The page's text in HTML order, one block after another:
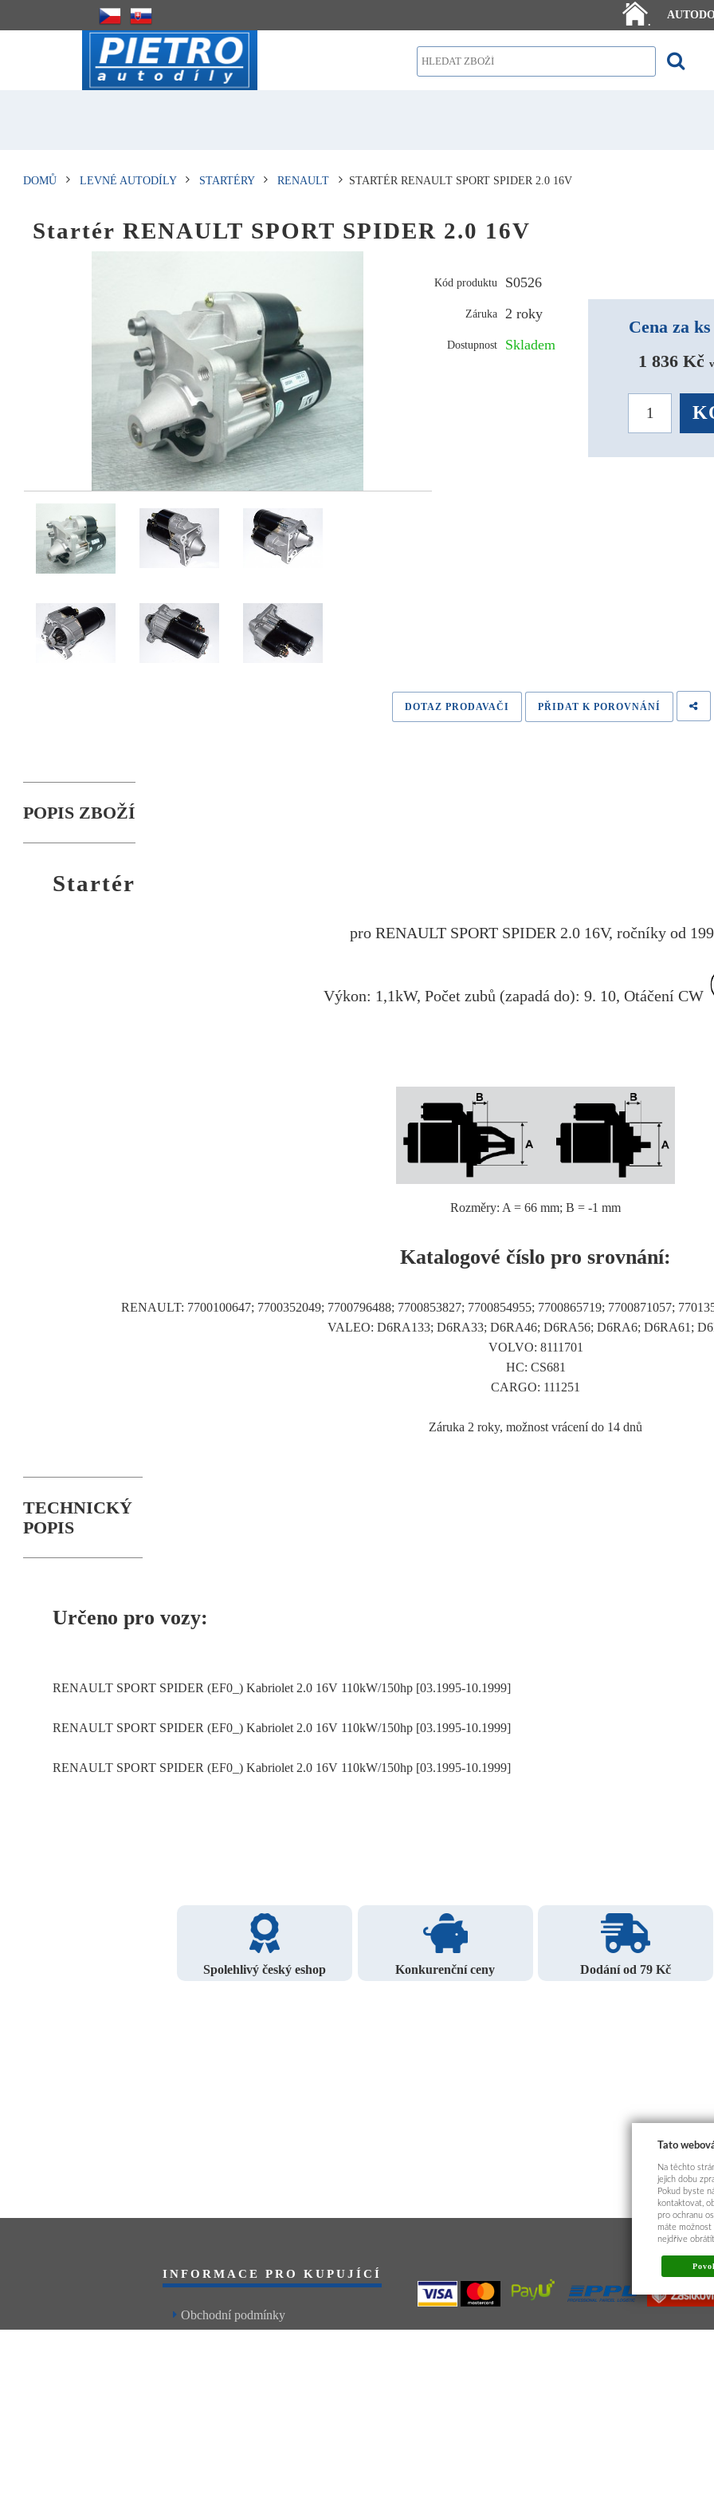
.
DOMŮ LEVNÉ AUTODÍLY STARTÉRY RENAULT STARTÉR RENAULT SPORT SPIDER 2.0 16V
Startér RENAULT SPORT SPIDER 2.0 16V
Kód produktu S0526
Záruka 2 roky
Dostupnost Skladem
Cena za ks
1 836 Kč
DOTAZ PRODAVAČI PŘIDAT K POROVNÁNÍ
POPIS ZBOŽÍ
Startér
pro RENAULT SPORT SPIDER 2.0 16V, ročníky od
Výkon: 1,1kW, Počet zubů (zapadá do): 9. 10, Otáčení CW
Rozměry: A = 66 mm; B = -1 mm
Katalogové číslo pro srovnání:
RENAULT: 7700100647; 7700352049; 7700796488; 7700853827; 7700854955; 7700865719; 7700871057;
VALEO: D6RA133; D6RA33; D6RA46; D6RA56; D6RA6; D6RA61;
VOLVO: 8111701
HC: CS681
CARGO: 111251
Záruka 2 roky, možnost vrácení do 14 dnů
TECHNICKÝ
POPIS
Určeno pro vozy:
RENAULT SPORT SPIDER (EF0_) Kabriolet 2.0 16V 110kW/150hp [03.1995-10.1999]
RENAULT SPORT SPIDER (EF0_) Kabriolet 2.0 16V 110kW/150hp [03.1995-10.1999]
RENAULT SPORT SPIDER (EF0_) Kabriolet 2.0 16V 110kW/150hp [03.1995-10.1999]
Spolehlivý český eshop Konkurenční ceny Dodání od 79 Kč
INFORMACE PRO KUPUJÍCÍ
Obchodní podmínky
Tato
Na těchto
jejich dobu
Pokud byste
kontaktovat,
pro ochranu
máte možnost
nejdříve